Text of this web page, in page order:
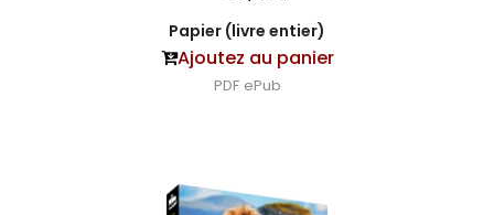
Papier (livre entier)
Ajoutez au panier
PDF ePub